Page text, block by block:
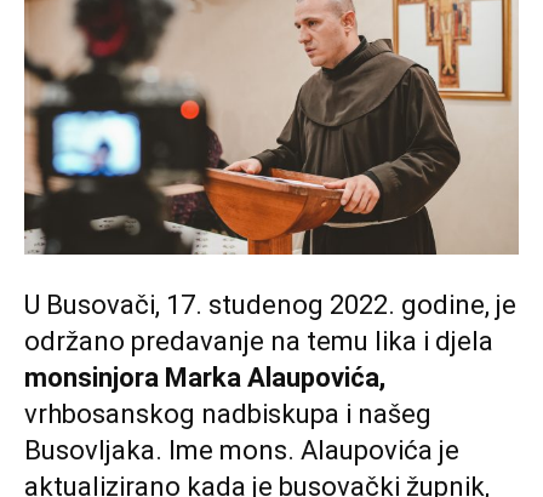
U Busovači, 17. studenog 2022. godine, je
održano predavanje na temu lika i djela
monsinjora Marka Alaupovića,
vrhbosanskog nadbiskupa i našeg
Busovljaka. Ime mons. Alaupovića je
aktualizirano kada je busovački župnik,